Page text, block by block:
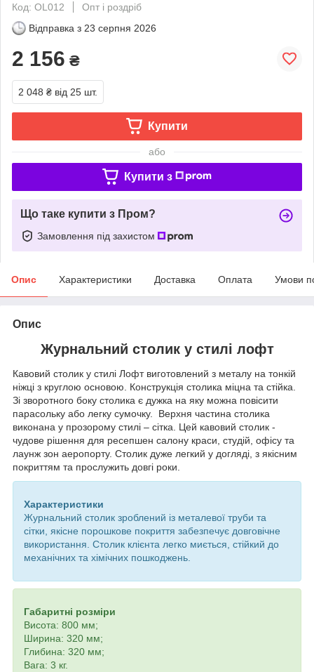
Код: OL012
Опт і роздріб
Відправка з 23 серпня 2026
2 156 ₴
2 048 ₴ від 25 шт.
Купити
або
Купити з
Що таке купити з Пром?
Замовлення під захистом
Опис Характеристики Доставка Оплата Умови
Опис
Журнальний столик у стилі лофт
Кавовий столик у стилі Лофт виготовлений з металу на тонкій
ніжці з круглою основою. Конструкція столика міцна та стійка.
Зі зворотного боку столика є дужка на яку можна повісити
парасольку або легку сумочку. Верхня частина столика
виконана у прозорому стилі – сітка. Цей кавовий столик -
чудове рішення для ресепшен салону краси, студій, офісу та
лаунж зон аеропорту. Столик дуже легкий у догляді, з якісним
покриттям та прослужить довгі роки.
Характеристики
Журнальний столик зроблений із металевої труби та
сітки, якісне порошкове покриття забезпечує довговічне
використання. Столик клієнта легко миється, стійкий до
механічних та хімічних пошкоджень.
Габаритні розміри
Висота: 800 мм;
Ширина: 320 мм;
Глибина: 320 мм;
Вага: 3 кг.